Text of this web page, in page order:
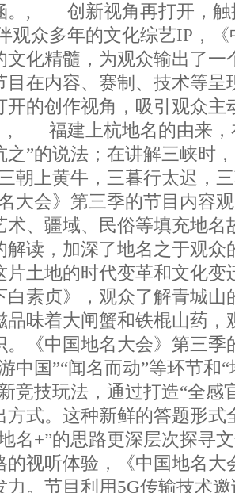
。, 创新视角再打开，触
众多年的文化综艺IP，《
文化精髓，为观众输出了一
目在内容、赛制、技术等呈
开的创作视角，吸引观众主
, 福建上杭地名的由来，
之”的说法；在讲解三峡时
三朝上黄牛，三暮行太迟，
大会》第三季的节目内容
术、疆域、民俗等填充地名
解读，加深了地名之于观众
片土地的时代变革和文
白素贞》，观众了解青城山
品味着大闸蟹和铁棍山药，
。《中国地名大会》第三季
中国”“闻名而动”等环节和
竞技玩法，通过打造“全感
方式。这种新鲜的答题形式
名+”的思路更深层次探
的视听体验，《中国地名大
力。节目利用5G传输技术